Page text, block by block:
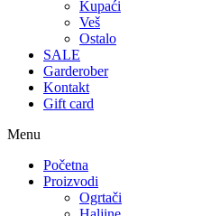
Kupaći
Veš
Ostalo
SALE
Garderober
Kontakt
Gift card
Menu
Početna
Proizvodi
Ogrtači